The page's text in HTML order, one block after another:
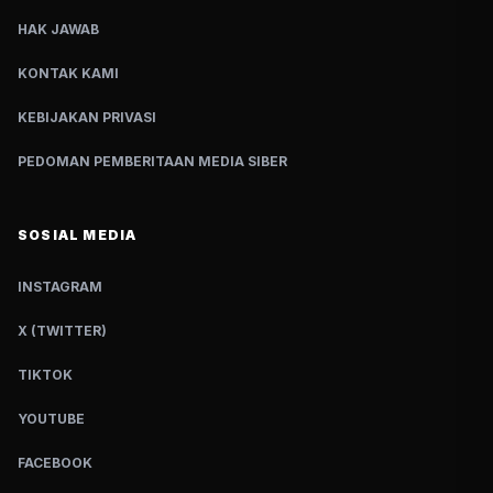
HAK JAWAB
KONTAK KAMI
KEBIJAKAN PRIVASI
PEDOMAN PEMBERITAAN MEDIA SIBER
SOSIAL MEDIA
INSTAGRAM
X (TWITTER)
TIKTOK
YOUTUBE
FACEBOOK